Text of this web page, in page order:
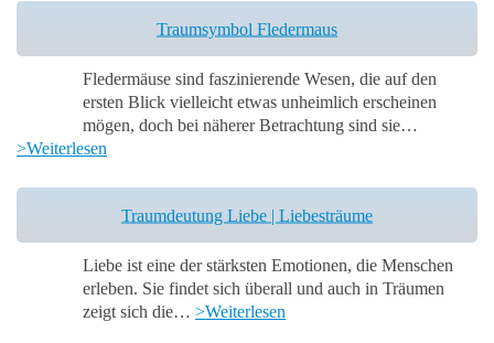
Traumsymbol Fledermaus
Fledermäuse sind faszinierende Wesen, die auf den
ersten Blick vielleicht etwas unheimlich erscheinen
mögen, doch bei näherer Betrachtung sind sie…
>Weiterlesen
Traumdeutung Liebe | Liebesträume
Liebe ist eine der stärksten Emotionen, die Menschen
erleben. Sie findet sich überall und auch in Träumen
zeigt sich die… >Weiterlesen